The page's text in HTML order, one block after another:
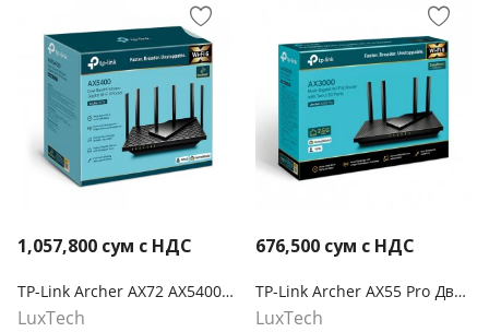
1,057,800 сум с НДС
TP-Link Archer AX72 AX5400 Двух-диапазонный, гигабитный Wi-Fi 6 роутер
LuxTech
676,500 сум с НДС
TP-Link Archer AX55 Pro Двухдиапазонный Wi-Fi роутер AX3000 с портом WAN/LAN 2,5 Гбит/с и поддержкой Mesh
LuxTech